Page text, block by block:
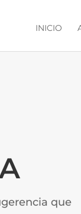
INICIO
que